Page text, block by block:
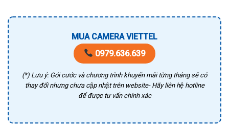
MUA CAMERA VIETTEL
0979.636.639
(*) Lưu ý: Gói cước và chương trình khuyến mãi từng tháng sẽ có
thay đổi nhưng chưa cập nhật trên website- Hãy liên hệ hotline
để được tư vấn chính xác